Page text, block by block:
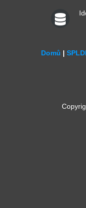
Domů |